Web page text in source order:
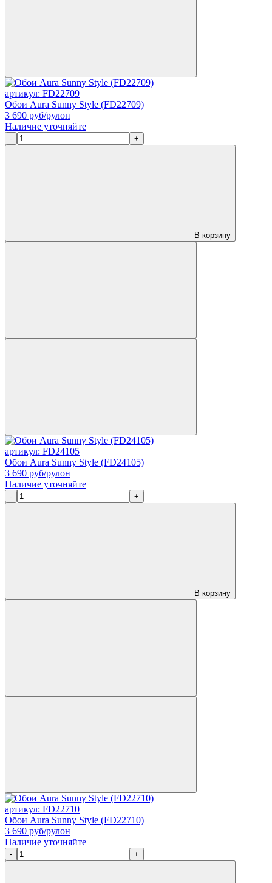
артикул: FD22709
Обои Aura Sunny Style (FD22709)
3 690 руб/рулон
Наличие уточняйте
- +
В корзину
артикул: FD24105
Обои Aura Sunny Style (FD24105)
3 690 руб/рулон
Наличие уточняйте
- +
В корзину
артикул: FD22710
Обои Aura Sunny Style (FD22710)
3 690 руб/рулон
Наличие уточняйте
- +